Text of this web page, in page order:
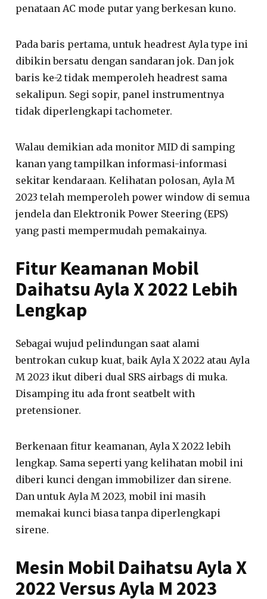
penataan AC mode putar yang berkesan kuno.
Pada baris pertama, untuk headrest Ayla type ini
dibikin bersatu dengan sandaran jok. Dan jok
baris ke-2 tidak memperoleh headrest sama
sekalipun. Segi sopir, panel instrumentnya
tidak diperlengkapi tachometer.
Walau demikian ada monitor MID di samping
kanan yang tampilkan informasi-informasi
sekitar kendaraan. Kelihatan polosan, Ayla M
2023 telah memperoleh power window di semua
jendela dan Elektronik Power Steering (EPS)
yang pasti mempermudah pemakainya.
Fitur Keamanan Mobil
Daihatsu Ayla X 2022 Lebih
Lengkap
Sebagai wujud pelindungan saat alami
bentrokan cukup kuat, baik Ayla X 2022 atau Ayla
M 2023 ikut diberi dual SRS airbags di muka.
Disamping itu ada front seatbelt with
pretensioner.
Berkenaan fitur keamanan, Ayla X 2022 lebih
lengkap. Sama seperti yang kelihatan mobil ini
diberi kunci dengan immobilizer dan sirene.
Dan untuk Ayla M 2023, mobil ini masih
memakai kunci biasa tanpa diperlengkapi
sirene.
Mesin Mobil Daihatsu Ayla X
2022 Versus Ayla M 2023